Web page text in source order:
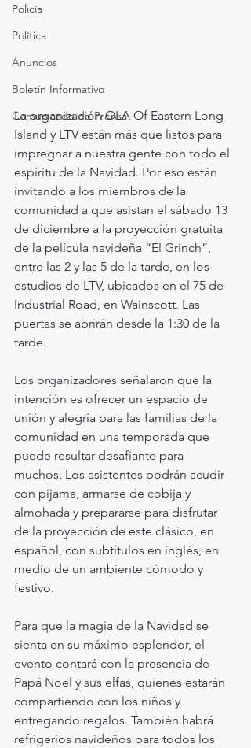
Policía
Política
Anuncios
Boletín Informativo
Comunicado de Prensa
La organización OLA Of Eastern Long
Island y LTV están más que listos para
impregnar a nuestra gente con todo el
espíritu de la Navidad. Por eso están
invitando a los miembros de la
comunidad a que asistan el sábado 13
de diciembre a la proyección gratuita
de la película navideña “El Grinch”,
entre las 2 y las 5 de la tarde, en los
estudios de LTV, ubicados en el 75 de
Industrial Road, en Wainscott. Las
puertas se abrirán desde la 1:30 de la
tarde.
Los organizadores señalaron que la
intención es ofrecer un espacio de
unión y alegría para las familias de la
comunidad en una temporada que
puede resultar desafiante para
muchos. Los asistentes podrán acudir
con pijama, armarse de cobija y
almohada y prepararse para disfrutar
de la proyección de este clásico, en
español, con subtítulos en inglés, en
medio de un ambiente cómodo y
festivo.
Para que la magia de la Navidad se
sienta en su máximo esplendor, el
evento contará con la presencia de
Papá Noel y sus elfas, quienes estarán
compartiendo con los niños y
entregando regalos. También habrá
refrigerios navideños para todos los